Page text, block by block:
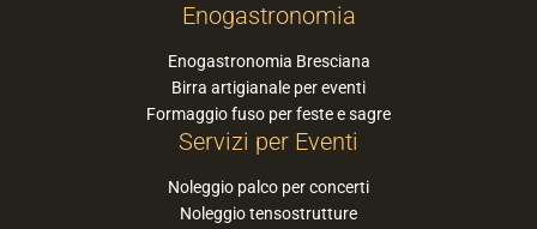
Enogastronomia
Enogastronomia Bresciana
Birra artigianale per eventi
Formaggio fuso per feste e sagre
Servizi per Eventi
Noleggio palco per concerti
Noleggio tensostrutture